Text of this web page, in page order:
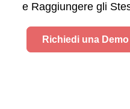
e Raggiungere gli
Richiedi una